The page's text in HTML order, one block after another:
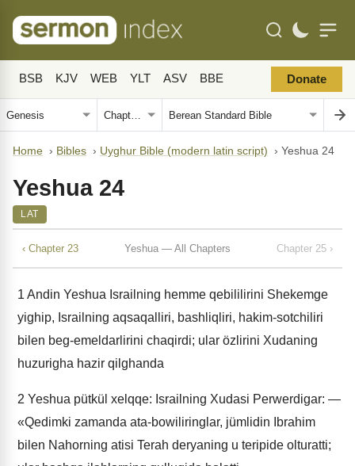
BSB KJV WEB YLT ASV BBE Donate
Home › Bibles › Uyghur Bible (modern latin script) › Yeshua 24
Yeshua 24
LAT
‹ Chapter 23 Yeshua — All Chapters Chapter 25 ›
1 Andin Yeshua Israilning hemme qebililirini Shekemge
yighip, Israilning aqsaqalliri, bashliqliri, hakim-sotchiliri
bilen beg-emeldarlirini chaqirdi; ular özlirini Xudaning
huzurigha hazir qilghanda
2 Yeshua pütkül xelqqe: Israilning Xudasi Perwerdigar: —
«Qedimki zamanda ata-bowiliringlar, jümlidin Ibrahim
bilen Nahorning atisi Terah deryaning u teripide olturatti;